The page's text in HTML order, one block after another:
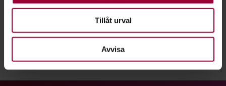
Tillåt urval
Avvisa
Dela: Facebook LinkedIn E-mail